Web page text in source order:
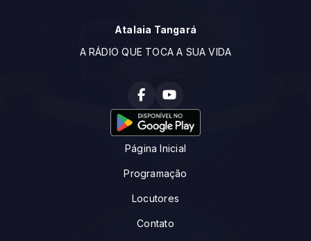
Atalaia Tangará
A RÁDIO QUE TOCA A SUA VIDA
Página Inicial
Programação
Locutores
Contato